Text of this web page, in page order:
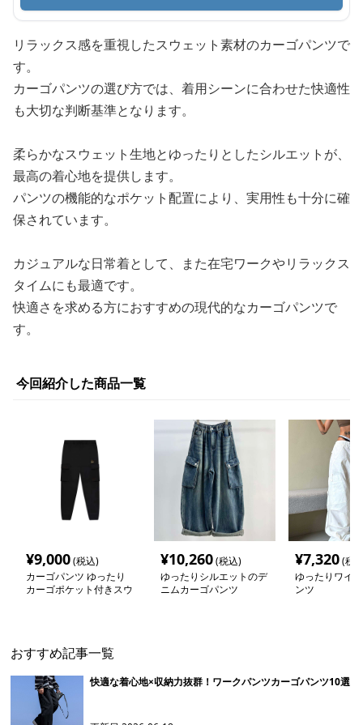
リラックス感を重視したスウェット素材のカーゴパンツで
す。
カーゴパンツの選び方では、着用シーンに合わせた快適性
も大切な判断基準となります。
柔らかなスウェット生地とゆったりとしたシルエットが、
最高の着心地を提供します。
パンツの機能的なポケット配置により、実用性も十分に確
保されています。
カジュアルな日常着として、また在宅ワークやリラックス
タイムにも最適です。
快適さを求める方におすすめの現代的なカーゴパンツで
す。
今回紹介した商品一覧
¥9,000(税込)
カーゴパンツ ゆったり
カーゴポケット付きスウ
¥10,260(税込)
ゆったりシルエットのデ
ニムカーゴパンツ
¥7,320(税
ゆったりワイ
ンツ
おすすめ記事一覧
快適な着心地×収納力抜群！ワークパンツカーゴパンツ10選